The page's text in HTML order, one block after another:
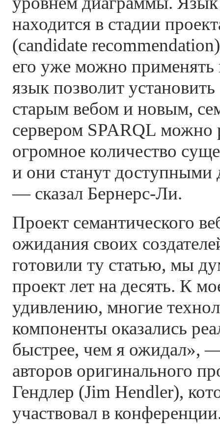
находится в стадии
(candidate
его уже можно применять
язык позволит
старым вебом и новым,
сервером SPARQL можно
огромное количество
и они станут доступными
— сказал Бернерс-Ли.
Проект семантического
ожидания своих
готовили ту статью, мы
проект лет на десять. К
удивлению, многие
компоненты оказались
быстрее, чем я ожидал»,
авторов оригинального
Гендлер (Jim Hendler),
участвовал в